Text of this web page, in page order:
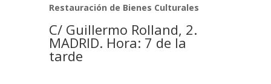
Restauración de Bienes Culturales
C/ Guillermo Rolland, 2.
MADRID. Hora: 7 de la
tarde